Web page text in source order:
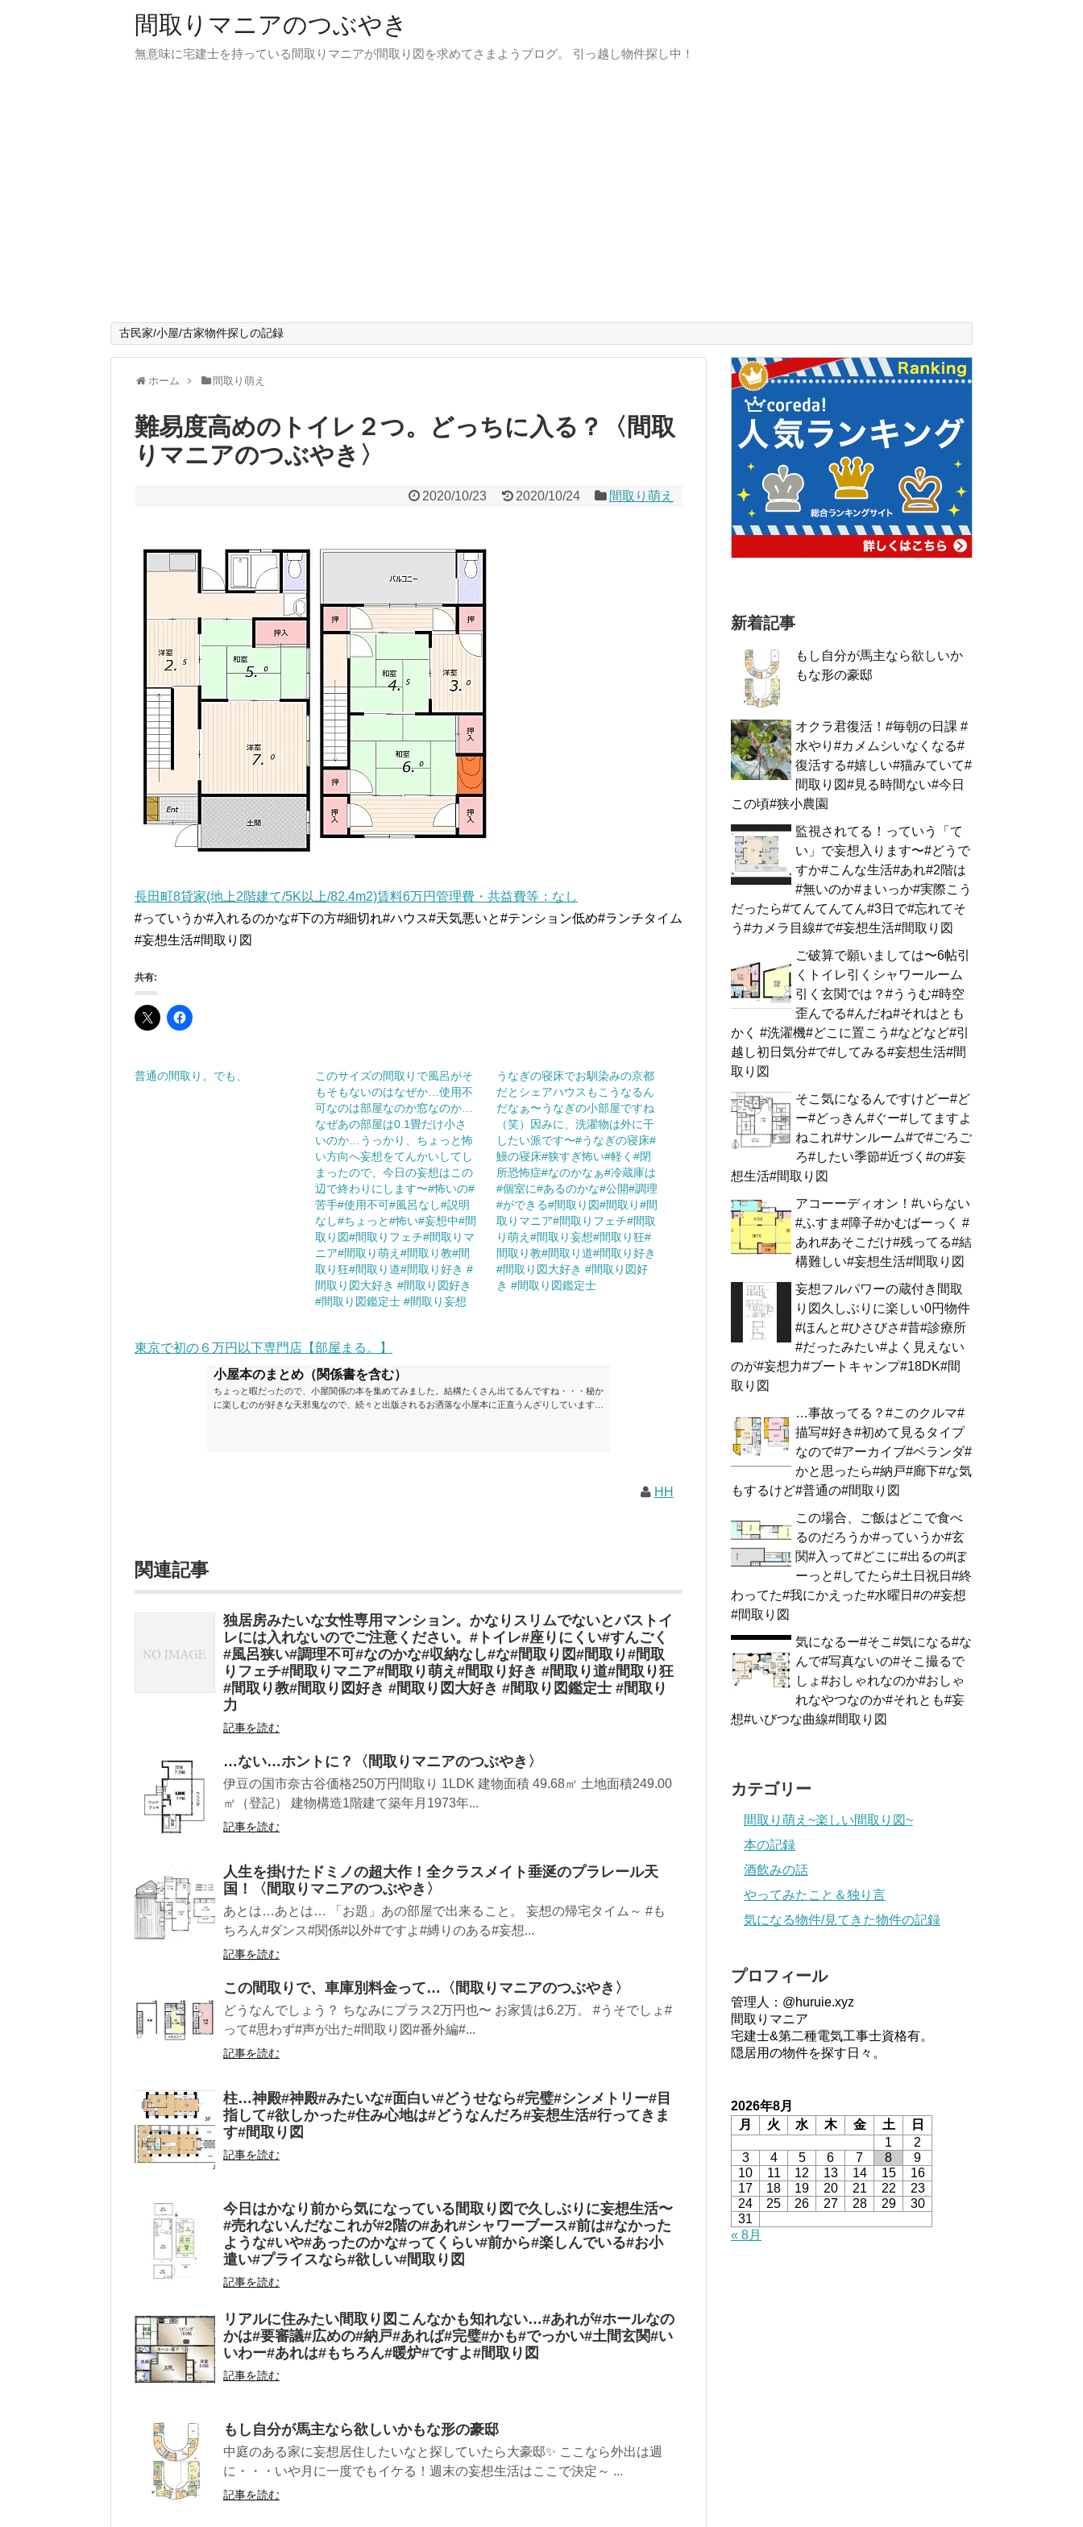
間取りマニアのつぶやき
無意味に宅建士を持っている間取りマニアが間取り図を求めてさまようブログ。 引っ越し物件探し中！
古民家/小屋/古家物件探しの記録
ホーム 間取り萌え
難易度高めのトイレ２つ。どっちに入る？〈間取
りマニアのつぶやき〉
2020/10/23 2020/10/24 間取り萌え
長田町8貸家(地上2階建て/5K以上/82.4m2)賃料6万円管理費・共益費等：なし
#っていうか#入れるのかな#下の方#細切れ#ハウス#天気悪いと#テンション低め#ランチタイム
#妄想生活#間取り図
共有:
普通の間取り。でも、
このサイズの間取りで風呂がそ
もそもないのはなぜか…使用不
可なのは部屋なのか窓なのか…
なぜあの部屋は0.1畳だけ小さ
いのか…うっかり、ちょっと怖
い方向へ妄想をてんかいしてし
まったので、今日の妄想はこの
辺で終わりにします〜#怖いの#
苦手#使用不可#風呂なし#説明
なし#ちょっと#怖い#妄想中#間
取り図#間取りフェチ#間取りマ
ニア#間取り萌え#間取り教#間
取り狂#間取り道#間取り好き #
間取り図大好き #間取り図好き
#間取り図鑑定士 #間取り妄想
うなぎの寝床でお馴染みの京都
だとシェアハウスもこうなるん
だなぁ〜うなぎの小部屋ですね
（笑）因みに、洗濯物は外に干
したい派です〜#うなぎの寝床#
鰻の寝床#狭すぎ怖い#軽く#閉
所恐怖症#なのかなぁ#冷蔵庫は
#個室に#あるのかな#公開#調理
#ができる#間取り図#間取り#間
取りマニア#間取りフェチ#間取
り萌え#間取り妄想#間取り狂#
間取り教#間取り道#間取り好き
#間取り図大好き #間取り図好
き #間取り図鑑定士
東京で初の６万円以下専門店【部屋まる。】
小屋本のまとめ（関係書を含む）
ちょっと暇だったので、小屋関係の本を集めてみました。結構たくさん出てるんですね・・・秘か
に楽しむのが好きな天邪鬼なので、続々と出版されるお洒落な小屋本に正直うんざりしています
HH
関連記事
独居房みたいな女性専用マンション。かなりスリムでないとバストイ
レには入れないのでご注意ください。#トイレ#座りにくい#すんごく
#風呂狭い#調理不可#なのかな#収納なし#な#間取り図#間取り#間取
りフェチ#間取りマニア#間取り萌え#間取り好き #間取り道#間取り狂
#間取り教#間取り図好き #間取り図大好き #間取り図鑑定士 #間取り
力
記事を読む
…ない…ホントに？〈間取りマニアのつぶやき〉
伊豆の国市奈古谷価格250万円間取り 1LDK 建物面積 49.68㎡ 土地面積249.00
㎡（登記） 建物構造1階建て築年月1973年...
記事を読む
人生を掛けたドミノの超大作！全クラスメイト垂涎のプラレール天
国！〈間取りマニアのつぶやき〉
あとは…あとは… 「お題」あの部屋で出来ること。 妄想の帰宅タイム～ #も
ちろん#ダンス#関係#以外#ですよ#縛りのある#妄想...
記事を読む
この間取りで、車庫別料金って…〈間取りマニアのつぶやき〉
どうなんでしょう？ ちなみにプラス2万円也〜 お家賃は6.2万。 #うそでしょ#
って#思わず#声が出た#間取り図#番外編#...
記事を読む
柱…神殿︎#神殿#みたいな#面白い#どうせなら#完璧#シンメトリー#目
指して#欲しかった#住み心地は#どうなんだろ#妄想生活#行ってきま
す#間取り図
記事を読む
今日はかなり前から気になっている間取り図で久しぶりに妄想生活〜
#売れないんだなこれが#2階の#あれ#シャワーブース#前は#なかった
ような#いや#あったのかな#ってくらい#前から#楽しんでいる#お小
遣い#プライスなら#欲しい#間取り図
記事を読む
リアルに住みたい間取り図こんなかも知れない…#あれが#ホールなの
かは#要審議#広めの#納戸#あれば#完璧#かも#でっかい#土間玄関#い
いわー#あれは#もちろん#暖炉#ですよ#間取り図
記事を読む
もし自分が馬主なら欲しいかもな形の豪邸
中庭のある家に妄想居住したいなと探していたら大豪邸✨ ここなら外出は週
に・・・いや月に一度でもイケる！週末の妄想生活はここで決定～ ...
記事を読む
新着記事
もし自分が馬主なら欲しいか
もな形の豪邸
オクラ君復活！#毎朝の日課 #
水やり#カメムシいなくなる#
復活する#嬉しい#猫みていて#
間取り図#見る時間ない#今日
この頃#狭小農園
監視されてる！っていう「て
い」で妄想入ります〜#どうで
すか#こんな生活#あれ#2階は
#無いのか#まいっか#実際こう
だったら#てんてんてん#3日で#忘れてそ
う#カメラ目線#で#妄想生活#間取り図
ご破算で願いましては〜6帖引
くトイレ引くシャワールーム
引く玄関では？#ううむ#時空
歪んでる#んだね#それはとも
かく #洗濯機#どこに置こう#などなど#引
越し初日気分#で#してみる#妄想生活#間
取り図
そこ気になるんですけどー#ど
ー#どっきん#ぐー#してますよ
ねこれ#サンルーム#で#ごろご
ろ#したい季節#近づく#の#妄
想生活#間取り図
アコーーディオン！#いらない
#ふすま#障子#かむばーっく #
あれ#あそこだけ#残ってる#結
構難しい#妄想生活#間取り図
妄想フルパワーの蔵付き間取
り図久しぶりに楽しい0円物件
#ほんと#ひさびさ#昔#診療所
#だったみたい#よく見えない
のが#妄想力#ブートキャンプ#18DK#間
取り図
…事故ってる？#このクルマ#
描写#好き#初めて見るタイプ
なので#アーカイブ#ベランダ#
かと思ったら#納戸#廊下#な気
もするけど#普通の#間取り図
この場合、ご飯はどこで食べ
るのだろうか#っていうか#玄
関#入って#どこに#出るの#ぼ
ーっと#してたら#土日祝日#終
わってた#我にかえった#水曜日#の#妄想
#間取り図
気になるー#そこ#気になる#な
んで#写真ないの#そこ撮るで
しょ#おしゃれなのか#おしゃ
れなやつなのか#それとも#妄
想#いびつな曲線#間取り図
カテゴリー
間取り萌え~楽しい間取り図~
本の記録
酒飲みの話
やってみたこと＆独り言
気になる物件/見てきた物件の記録
プロフィール
管理人：@huruie.xyz
間取りマニア
宅建士&第二種電気工事士資格有。
隠居用の物件を探す日々。
2026年8月
月
火 水 木 金 土
日
1
2
3
4 5 6 7 8
9
10
11 12 13 14 15
16
17
18 19 20 21 22
23
24
25 26 27 28 29
30
31
« 8月